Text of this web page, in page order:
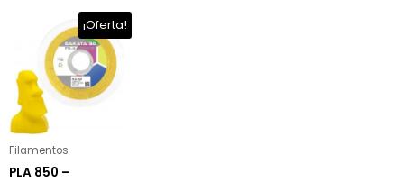
¡Oferta!
Filamentos
PLA 850 –
precio
original
era:
$699.00.
El
precio
actual
es:
$450.00.